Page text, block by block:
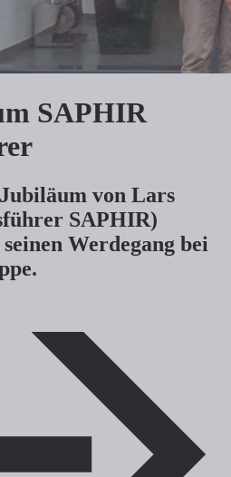
SAPHIR
von Lars
SAPHIR)
Werdegang bei